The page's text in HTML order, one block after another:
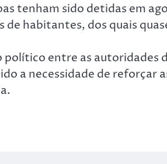
tenham sido detidas em
de habitantes, dos quais
entre as autoridades
a necessidade de reforçar